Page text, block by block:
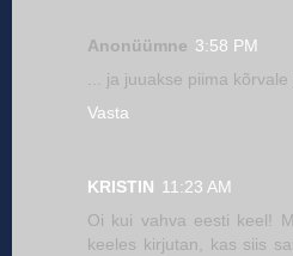
Anonüümne 3:58 PM
... ja juuakse piima
Vasta
KRISTIN 11:23 AM
Oi kui vahva eesti keel!
keeles kirjutan, kas siis